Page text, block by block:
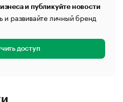
и публикуйте новости
и развивайте личный бренд
доступ